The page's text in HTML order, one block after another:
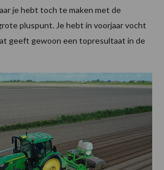
je hebt toch te maken met de
pluspunt. Je hebt in voorjaar vocht
geeft gewoon een topresultaat in de